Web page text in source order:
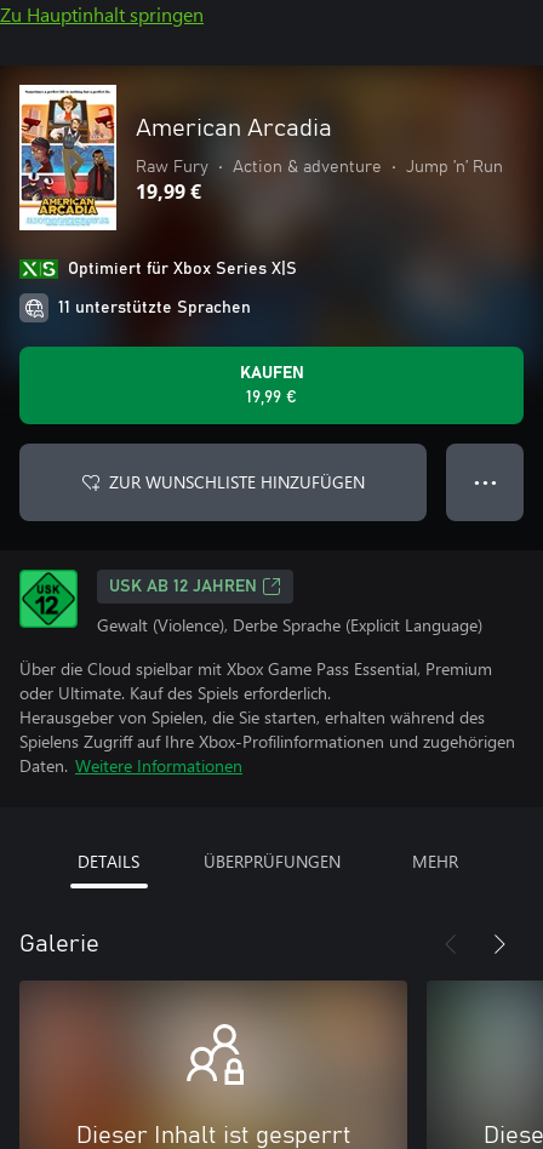
Zu Hauptinhalt springen
American Arcadia
Raw Fury • Action & adventure • Jump ’n’ Run
19,99 €
Optimiert für Xbox Series X|S
11 unterstützte Sprachen
KAUFEN
19,99 €
ZUR WUNSCHLISTE HINZUFÜGEN ● ● ●
USK AB 12 JAHREN
Gewalt (Violence), Derbe Sprache (Explicit Language)
Über die Cloud spielbar mit Xbox Game Pass Essential, Premium
oder Ultimate. Kauf des Spiels erforderlich.
Herausgeber von Spielen, die Sie starten, erhalten während des
Spielens Zugriff auf Ihre Xbox-Profilinformationen und zugehörigen
Daten. Weitere Informationen
DETAILS ÜBERPRÜFUNGEN MEHR
Galerie
Dieser Inhalt ist gesperrt